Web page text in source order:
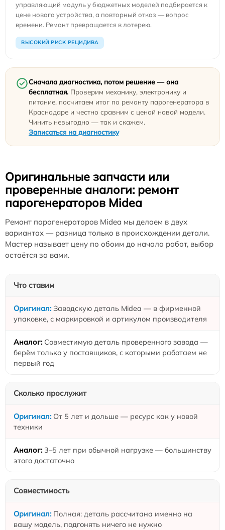
управляющий модуль у бюджетных моделей подбирается к
цене нового устройства, а повторный отказ — вопрос
времени. Ремонт превращается в лотерею.
ВЫСОКИЙ РИСК РЕЦИДИВА
Сначала диагностика, потом решение — она
бесплатная. Проверим механику, электронику и
питание, посчитаем итог по ремонту парогенератора в
Краснодаре и честно сравним с ценой новой модели.
Чинить невыгодно — так и скажем.
Записаться на диагностику
Оригинальные запчасти или
проверенные аналоги: ремонт
парогенераторов Midea
Ремонт парогенераторов Midea мы делаем в двух
вариантах — разница только в происхождении детали.
Мастер называет цену по обоим до начала работ, выбор
остаётся за вами.
Что ставим
Заводскую деталь Midea — в фирменной
упаковке, с маркировкой и артикулом производителя
Совместимую деталь проверенного завода —
берём только у поставщиков, с которыми работаем не
первый год
Сколько прослужит
От 5 лет и дольше — ресурс как у новой
техники
3–5 лет при обычной нагрузке — большинству
этого достаточно
Совместимость
Полная: деталь рассчитана именно на
вашу модель, подгонять ничего не нужно